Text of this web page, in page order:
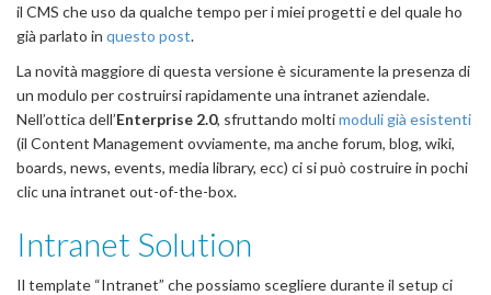
il CMS che uso da qualche tempo per i miei progetti e del quale ho
già parlato in questo post.
La novità maggiore di questa versione è sicuramente la presenza di
un modulo per costruirsi rapidamente una intranet aziendale.
Nell’ottica dell’Enterprise 2.0, sfruttando moltimoduli già esistenti
(il Content Management ovviamente, ma anche forum, blog, wiki,
boards, news, events, media library, ecc) ci si può costruire in pochi
clic una intranet out-of-the-box.
Intranet Solution
Il template “Intranet” che possiamo scegliere durante il setup ci